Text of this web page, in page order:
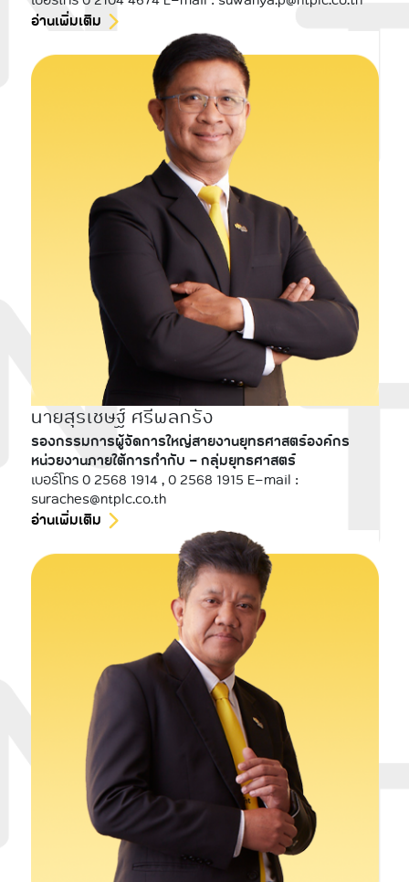
อ่านเพิ่มเติม
นายสุรเชษฐ์ ศรีพลกรัง
รองกรรมการผู้จัดการใหญ่สายงานยุทธศาสตร์องค์กร
หน่วยงานภายใต้การกำกับ - กลุ่มยุทธศาสตร์
เบอร์โทร 0 2568 1914 , 0 2568 1915 E-mail :
suraches@ntplc.co.th
อ่านเพิ่มเติม